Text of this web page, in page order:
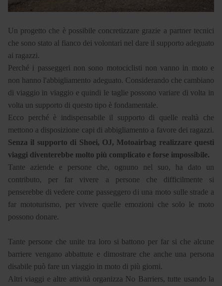
Un progetto che è possibile concretizzare grazie a partner tecnici
che sono stato al fianco dei volontari nel dare il supporto adeguato
ai ragazzi.
Perché i passeggeri non sono motociclisti non vanno in moto e
non hanno l'abbigliamento adeguato. Considerando che cambiano
di viaggio in viaggio e quindi le taglie possono variare di volta in
volta un supporto di questo tipo è fondamentale.
Ecco perché è indispensabile il supporto di quelle realtà che
mettono a disposizione capi di abbigliamento a favore dei ragazzi.
Senza il supporto di Shoei, OJ, Motoairbag realizzare questi
viaggi diventerebbe molto più complicato e forse impossibile.
Tante aziende e persone che, ognuno nel suo, ha dato un
contributo, per far vivere a persone che difficilmente si
penserebbe di vedere come passeggero di una moto sulle strade a
far mototurismo, per vivere quelle emozioni che solo le moto
possono donare.
Tante persone che unite tra loro si battono per far si che alcune
barriere vengano abbattute e dimostrare che anche una persona
disabile può fare un viaggio in moto di più giorni.
Altri viaggi e altre attività organizza No Barriers, tutte usando la